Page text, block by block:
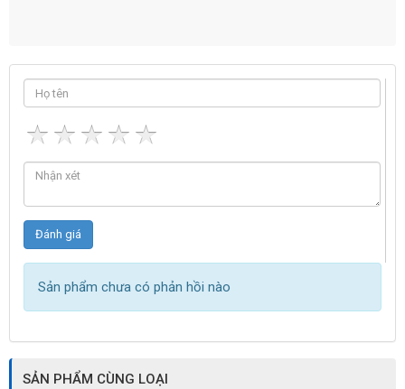
Sản phẩm chưa có phản hồi nào
SẢN PHẨM CÙNG LOẠI